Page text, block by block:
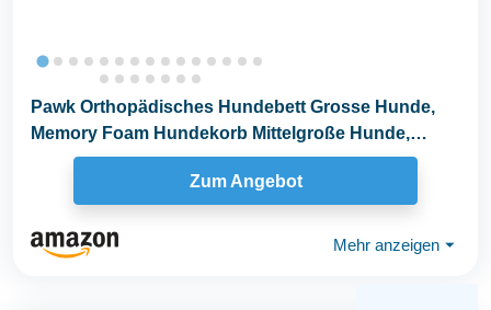
Pawk Orthopädisches Hundebett Grosse Hunde,
Memory Foam Hundekorb Mittelgroße Hunde,
Hundebetten...
Zum Angebot
Mehr anzeigen ⏷